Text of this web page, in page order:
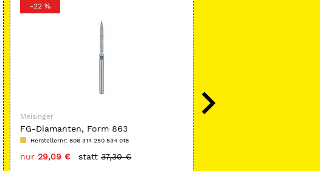
-22 %
Meisinger
FG-Diamanten, Form 863
Herstellernr: 806 314 250 534 018
nur 29,09 € statt 37,30 €